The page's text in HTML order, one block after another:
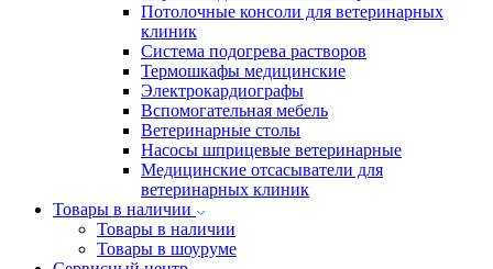
Потолочные консоли для ветеринарных
клиник
Система подогрева растворов
Термошкафы медицинские
Электрокардиографы
Вспомогательная мебель
Ветеринарные столы
Насосы шприцевые ветеринарные
Медицинские отсасыватели для
ветеринарных клиник
Товары в наличии
Товары в наличии
Товары в шоуруме